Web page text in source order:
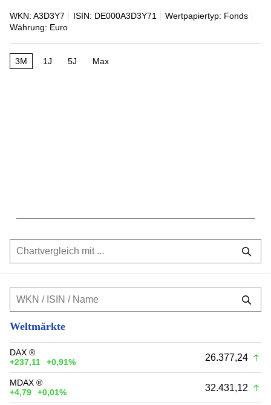
WKN: A3D3Y7 ISIN: DE000A3D3Y71
Wertpapiertyp: Fonds
Währung: Euro
3M 1J 5J Max
Weltmärkte
DAX ®
+237,11
+0,91% 26.377,24
MDAX ®
+4,79
+0,01% 32.431,12